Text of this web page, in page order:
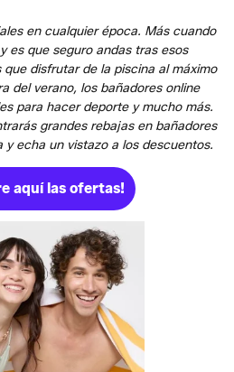
en cualquier época. Más cuando
es que seguro andas tras esos
disfrutar de la piscina al máximo
del verano, los bañadores online
para hacer deporte y mucho más.
grandes rebajas en bañadores
y echa un vistazo a los descuentos.
aquí las ofertas!